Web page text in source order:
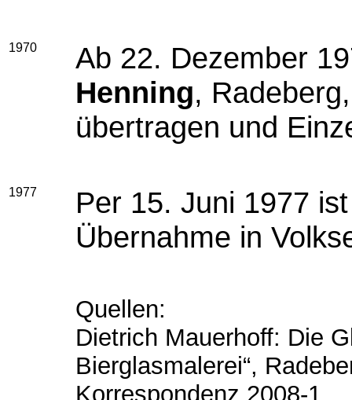
1970
Ab 22. Dezember
Henning,
übertragen und
1977
Per 15. Juni 1977
Übernahme in
Quellen:
Dietrich Mauerhoff: Die
Bierglasmalerei“,
Korrespondenz 2008-1